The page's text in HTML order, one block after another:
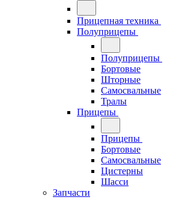
Прицепная техника
Полуприцепы
Полуприцепы
Бортовые
Шторные
Самосвальные
Тралы
Прицепы
Прицепы
Бортовые
Самосвальные
Цистерны
Шасси
Запчасти